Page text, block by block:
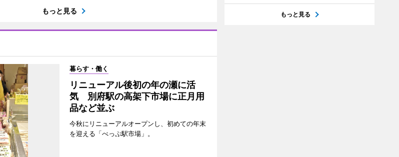
もっと見る
暮らす・働く
リニューアル後初の年の瀬に活
気 別府駅の高架下市場に正月用
品など並ぶ
今秋にリニューアルオープンし、初めての年末
を迎える「べっぷ駅市場」。
もっと見る